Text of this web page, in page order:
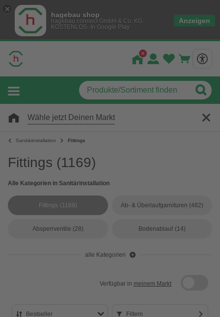
hagebau shop
hagebau connect GmbH & Co. KG
KOSTENLOS- In Google Play
Anzeigen
Wähle jetzt Deinen Markt
Sanitärinstallation Fittings
Fittings (1169)
Alle Kategorien in Sanitärinstallation
Fittings (1169) Ab- & Überlaufgarnituren (482)
Absperrventile (28) Bodenablauf (14)
alle Kategorien
Verfügbar in meinem Markt
Bestseller Filtern